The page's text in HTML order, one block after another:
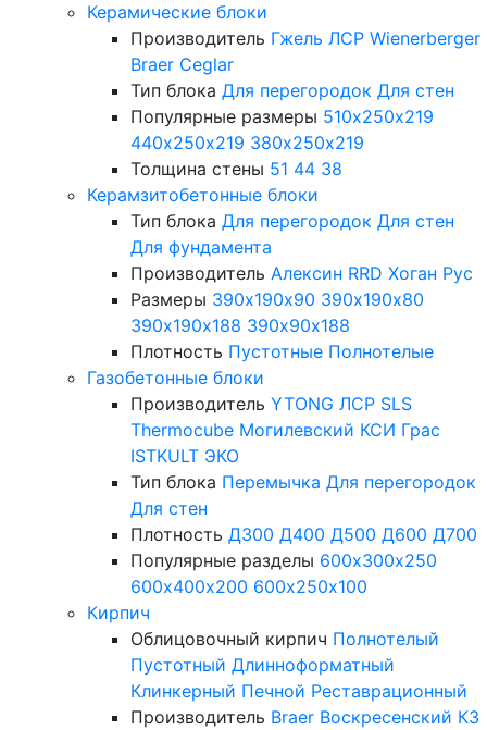
Керамические блоки
Производитель Гжель ЛСР Wienerberger
Braer Ceglar
Тип блока Для перегородок Для стен
Популярные размеры 510х250х219
440х250х219 380х250х219
Толщина стены 51 44 38
Керамзитобетонные блоки
Тип блока Для перегородок Для стен
Для фундамента
Производитель Алексин RRD Хоган Рус
Размеры 390х190х90 390х190х80
390х190х188 390х90х188
Плотность Пустотные Полнотелые
Газобетонные блоки
Производитель YTONG ЛСР SLS
Thermocube Могилевский КСИ Грас
ISTKULT ЭКО
Тип блока Перемычка Для перегородок
Для стен
Плотность Д300 Д400 Д500 Д600 Д700
Популярные разделы 600х300х250
600х400х200 600х250х100
Кирпич
Облицовочный кирпич Полнотелый
Пустотный Длинноформатный
Клинкерный Печной Реставрационный
Производитель Braer Воскресенский КЗ